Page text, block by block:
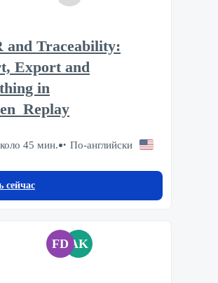
and Traceability:
Export and
in
45 мин. По-английски
сейчас
FD AK